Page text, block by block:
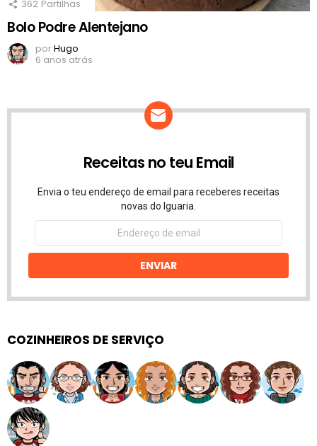
362 Partilhas
Bolo Podre Alentejano
porHugo
6 anos atrás
Receitas no teu Email
Envia o teu endereço de email para receberes receitas
novas do Iguaria.
Endereço
email
ENVIAR
COZINHEIROS DE SERVIÇO